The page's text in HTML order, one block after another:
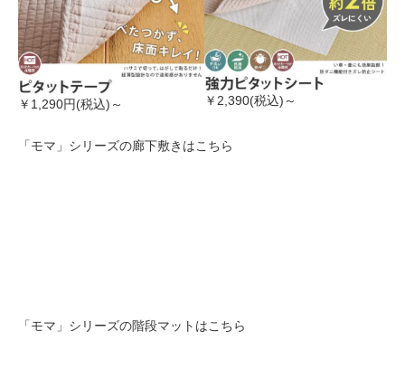
￥1,290円(税込)～ ￥2,390(税込)～
「モマ」シリーズの廊下敷きはこちら
「モマ」シリーズの階段マットはこちら